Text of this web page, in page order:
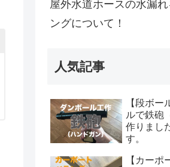
屋外水道ホースの水漏
ングについて！
人気記事
【段ボー
ルで鉄砲
作りまし
す。
【カーポ